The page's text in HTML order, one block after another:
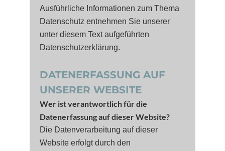
Ausführliche Informationen zum Thema
Datenschutz entnehmen Sie unserer
unter diesem Text aufgeführten
Datenschutzerklärung.
DATENERFASSUNG AUF
UNSERER WEBSITE
Wer ist verantwortlich für die
Datenerfassung auf dieser Website?
Die Datenverarbeitung auf dieser
Website erfolgt durch den